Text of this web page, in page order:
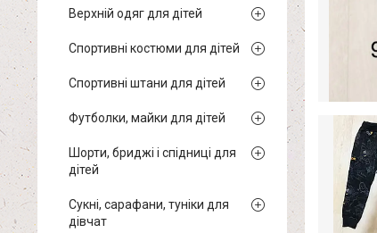
Верхній одяг для дітей
Спортивні костюми для дітей
Спортивні штани для дітей
Футболки, майки для дітей
Шорти, бриджі і спідниці для
дітей
Сукні, сарафани, туніки для
дівчат